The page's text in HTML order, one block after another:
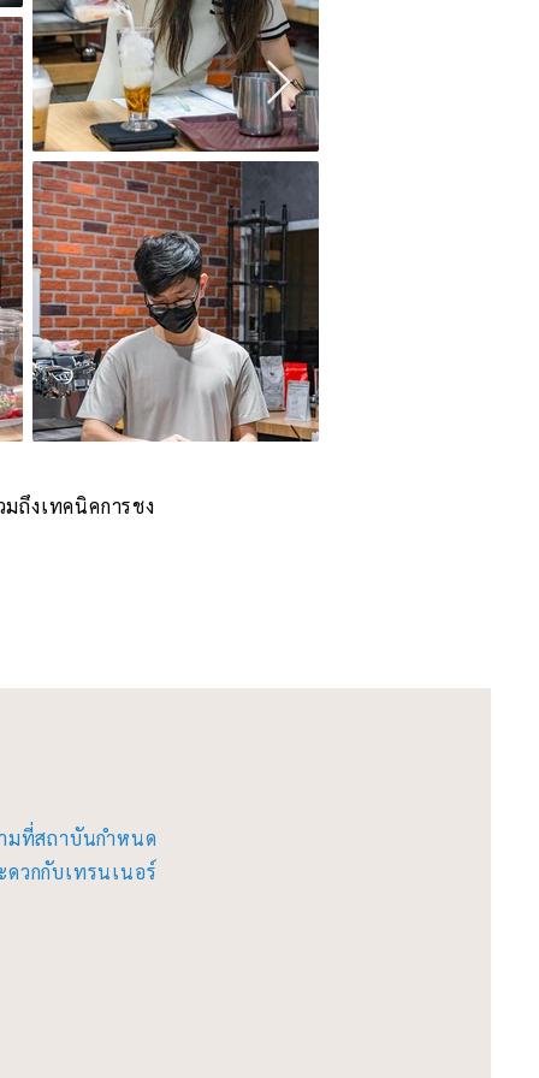
ถึงเทคนิคการชง
มที่สถาบันกำหนด
วกกับเทรนเนอร์